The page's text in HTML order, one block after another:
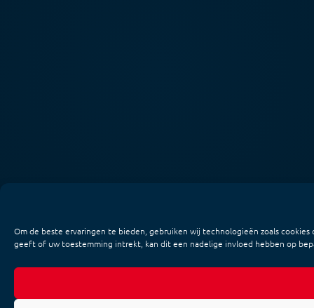
Om de beste ervaringen te bieden, gebruiken wij technologieën zoals
geeft of uw toestemming intrekt, kan dit een nadelige invloed hebben op